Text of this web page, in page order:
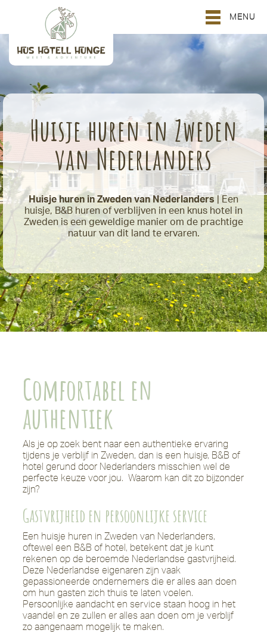
MENU
Huisje huren in Zweden
van Nederlanders
Huisje huren in Zweden van Nederlanders | Een
huisje, B&B huren of verblijven in een knus hotel in
Zweden is een geweldige manier om de prachtige
natuur van dit land te ervaren.
Comfortabel en
authentiek
Als je op zoek bent naar een authentieke ervaring
tijdens je verblijf in Zweden, dan is een huisje, B&B of
hotel gerund door Nederlanders misschien wel de
perfecte keuze voor jou. Waarom kan dit zo bijzonder
zijn?
Gastvrijheid en persoonlijke service
Een huisje huren in Zweden van Nederlanders,
oftewel een B&B of hotel, betekent dat je kunt
rekenen op de beroemde Nederlandse gastvrijheid.
Deze Nederlandse eigenaren zijn vaak
gepassioneerde ondernemers die er alles aan doen
om hun gasten zich thuis te laten voelen.
Persoonlijke aandacht en service staan hoog in het
vaandel en ze zullen er alles aan doen om je verblijf
zo aangenaam mogelijk te maken.